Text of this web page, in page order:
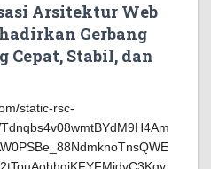
Arsitektur Web
Gerbang
Cepat, Stabil, dan